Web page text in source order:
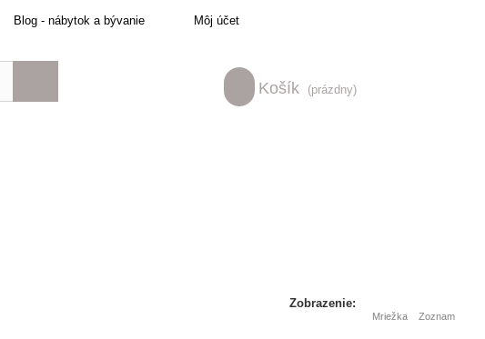
Blog - nábytok a bývanie Môj účet
Košík (prázdny)
Zobrazenie:
Mriežka Zoznam